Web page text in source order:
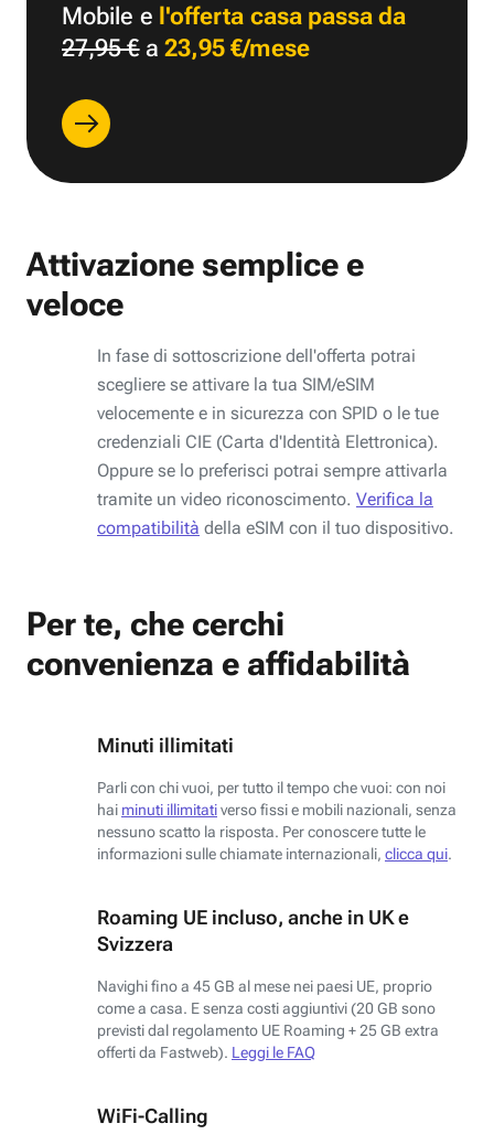
Mobile e l'offerta casa passa da
27,95 €a 23,95 €/mese
Attivazione semplice e
veloce
In fase di sottoscrizione dell'offerta potrai
scegliere se attivare la tua SIM/eSIM
velocemente e in sicurezza con SPID o le tue
credenziali CIE (Carta d'Identità Elettronica).
Oppure se lo preferisci potrai sempre attivarla
tramite un video riconoscimento. Verifica la
compatibilità della eSIM con il tuo dispositivo.
Per te, che cerchi
convenienza e affidabilità
Minuti illimitati
Parli con chi vuoi, per tutto il tempo che vuoi: con noi
hai minuti illimitativerso fissi e mobili nazionali, senza
nessuno scatto la risposta. Per conoscere tutte le
informazioni sulle chiamate internazionali, clicca qui.
Roaming UE incluso, anche in UK e
Svizzera
Navighi fino a 45 GB al mese nei paesi UE, proprio
come a casa. E senza costi aggiuntivi (20 GB sono
previsti dal regolamento UE Roaming + 25 GB extra
offerti da Fastweb). Leggi le FAQ
WiFi-Calling